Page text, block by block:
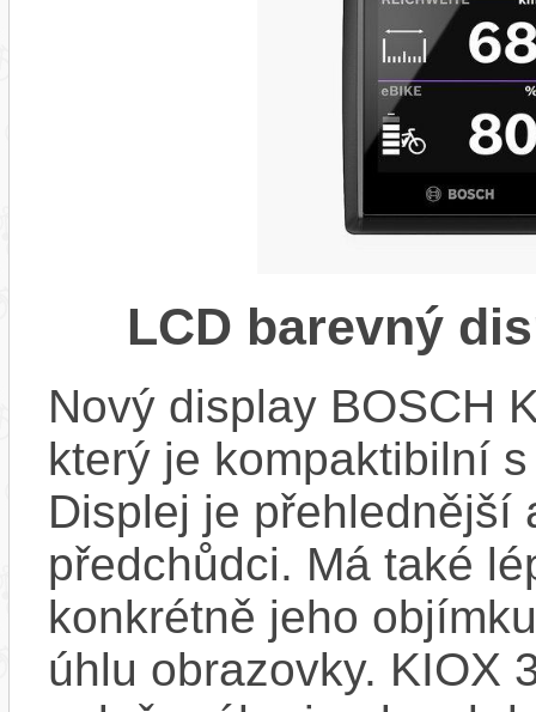
LCD barevný
Nový display BOSCH
který je kompaktibilní
Displej je přehlednější
předchůdci. Má také
konkrétně jeho
úhlu obrazovky. KIOX